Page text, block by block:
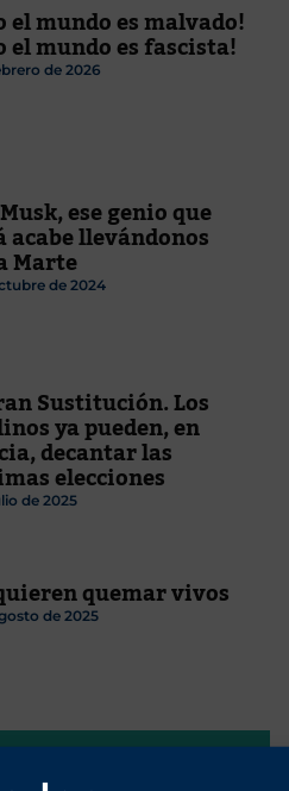
el mundo es malvado!
el mundo es fascista!
de 2026
ese genio que
acabe llevándonos
Marte
de 2024
Sustitución. Los
ya pueden, en
decantar las
elecciones
de 2025
quemar vivos
de 2025
nos mueve